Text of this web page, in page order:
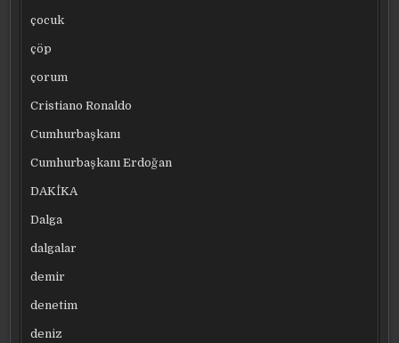
çocuk
çöp
çorum
Cristiano Ronaldo
Cumhurbaşkanı
Cumhurbaşkanı Erdoğan
DAKİKA
Dalga
dalgalar
demir
denetim
deniz